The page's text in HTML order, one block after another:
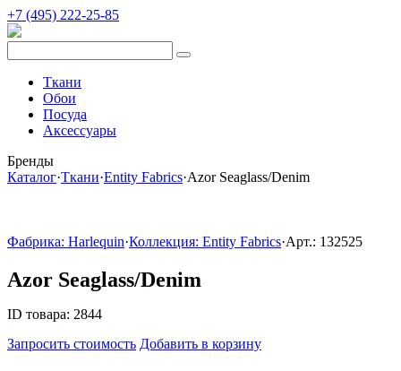
+7 (495) 222-25-85
Ткани
Обои
Посуда
Аксессуары
Бренды
Каталог·Ткани·Entity Fabrics·Azor Seaglass/Denim
Фабрика: Harlequin·Коллекция: Entity Fabrics·Арт.: 132525
Azor Seaglass/Denim
ID товара: 2844
Запросить стоимость Добавить в корзину